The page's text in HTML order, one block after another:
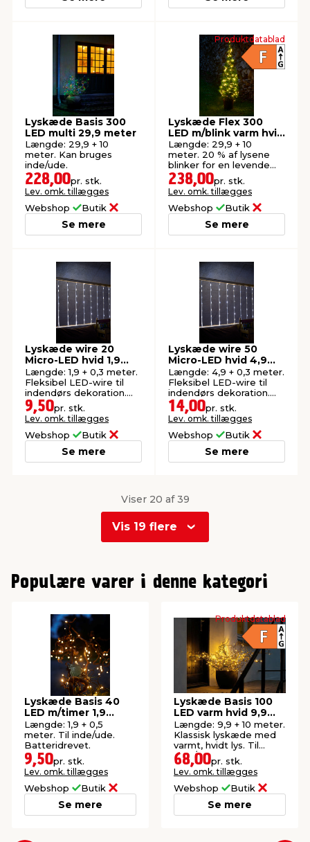
Lyskæde Basis 300
LED multi 29,9 meter
Længde: 29,9 + 10
meter. Kan bruges
inde/ude.
228,00pr. stk.
Lev. omk. tillægges
Webshop Butik
Se mere
Produktdatablad
Lyskæde Flex 300
LED m/blink varm hvid
29,9 meter
Længde: 29,9 + 10
meter. 20 % af lysene
blinker for en levende
effekt. Til inde og ude.
238,00pr. stk.
Lev. omk. tillægges
Webshop Butik
Se mere
Lyskæde wire 20
Micro-LED hvid 1,9
meter
Længde: 1,9 + 0,3 meter.
Fleksibel LED-wire til
indendørs dekoration.
Batteridrevet.
9,50pr. stk.
Lev. omk. tillægges
Webshop Butik
Se mere
Lyskæde wire 50
Micro-LED hvid 4,9
meter
Længde: 4,9 + 0,3 meter.
Fleksibel LED-wire til
indendørs dekoration.
Batteridrevet.
14,00pr. stk.
Lev. omk. tillægges
Webshop Butik
Se mere
Viser 20 af 39
Vis 19 flere
1
Populære varer i denne kategori
Lyskæde Basis 40
LED m/timer 1,9
meter
Længde: 1,9 + 0,5
meter. Til inde/ude.
Batteridrevet.
9,50pr. stk.
Lev. omk. tillægges
Webshop Butik
Se mere
Produktdatablad
Lyskæde Basis 100
LED varm hvid 9,9
meter
Længde: 9,9 + 10 meter.
Klassisk lyskæde med
varmt, hvidt lys. Til
inde/ude.
68,00pr. stk.
Lev. omk. tillægges
Webshop Butik
Se mere